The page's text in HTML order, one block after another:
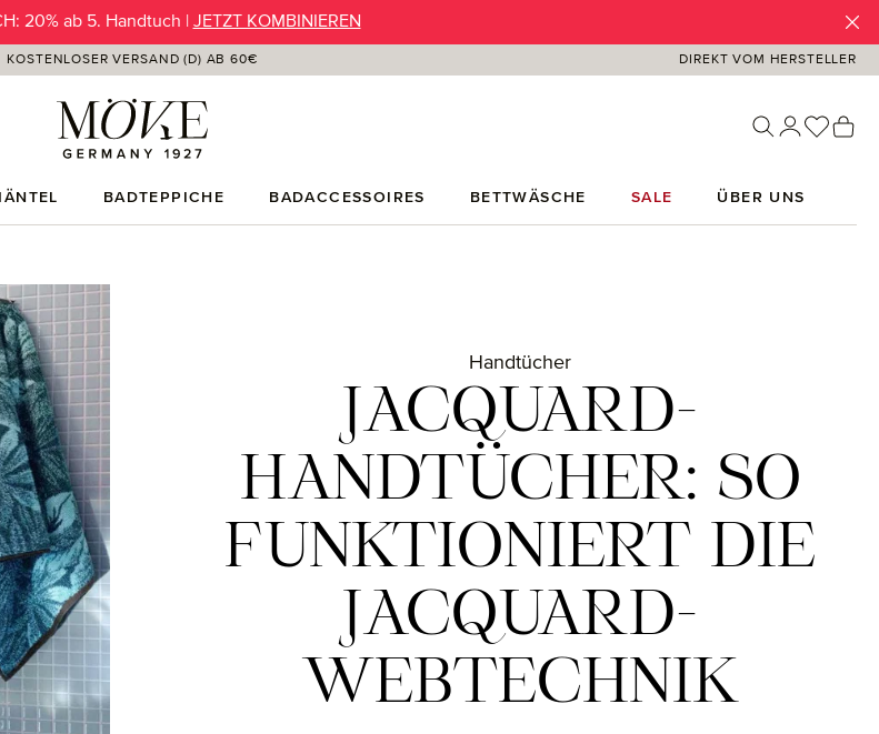
| Preisvorteil jetzt bis -50% |JETZT ENTDECKEN
KOSTENLOSER VERSAND (D) AB 60€ DIREKT VOM HERSTELLER
Du
BADTEPPICHE BADACCESSOIRES BETTWÄSCHE SALE ÜBER UNS
Handtücher
JACQUARD-
HANDTÜCHER: SO
FUNKTIONIERT DIE
JACQUARD-
WEBTECHNIK